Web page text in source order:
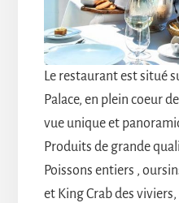
Le restaurant est situé
Palace, en plein coeur
vue unique et
Produits de grande
Poissons entiers ,
et King Crab des